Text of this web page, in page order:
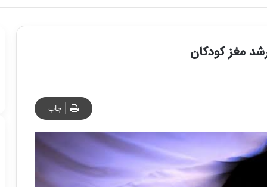
مغز کودکان
چاپ